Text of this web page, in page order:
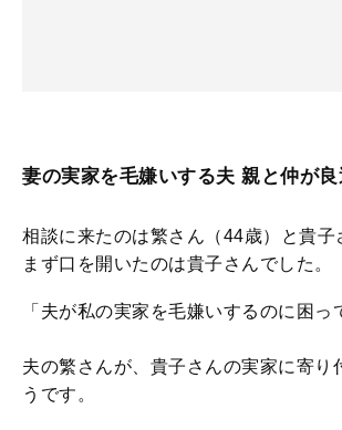
妻の実家を毛嫌いする夫 親と仲が
相談に来たのは繁さん（44歳）と貴子
まず口を開いたのは貴子さんでした。
「夫が私の実家を毛嫌いするのに困っ
夫の繁さんが、貴子さんの実家に寄り
うです。